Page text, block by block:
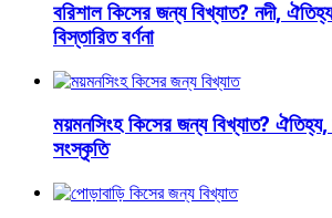
বরিশাল কিসের জন্য বিখ্যাত? নদী,
বিস্তারিত বর্ণনা
ময়মনসিংহ কিসের জন্য বিখ্যাত? ঐতিহ্য,
সংস্কৃতি